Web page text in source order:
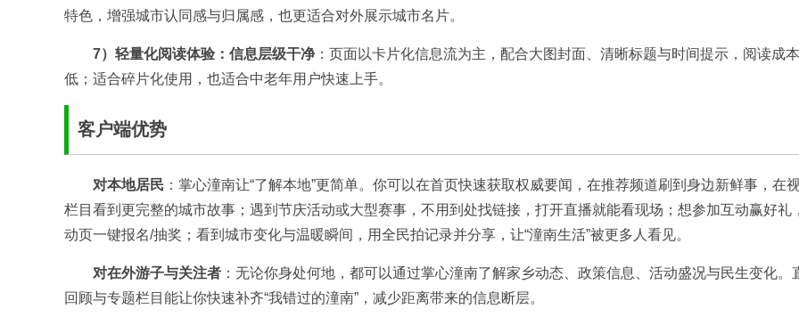
特色，增强城市认同感与归属感，也更适合对外展示城市名片。
7）轻量化阅读体验：信息层级干净 ：页面以卡片化信息流为主，配合大图封面、清晰标题与时间提示，阅读成本
低；适合碎片化使用，也适合中老年用户快速上手。
客户端优势
对本地居民 ：掌心潼南让“了解本地”更简单。你可以在首页快速获取权威要闻，在推荐频道刷到身边新鲜事，在
栏目看到更完整的城市故事；遇到节庆活动或大型赛事，不用到处找链接，打开直播就能看现场；想参加互动赢好礼
动页一键报名/抽奖；看到城市变化与温暖瞬间，用全民拍记录并分享，让“潼南生活”被更多人看见。
对在外游子与关注者 ：无论你身处何地，都可以通过掌心潼南了解家乡动态、政策信息、活动盛况与民生变化。
回顾与专题栏目能让你快速补齐“我错过的潼南”，减少距离带来的信息断层。